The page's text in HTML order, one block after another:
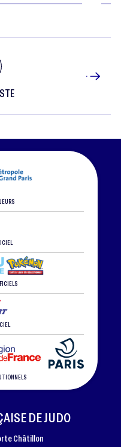
DE JUDO
Châtillon